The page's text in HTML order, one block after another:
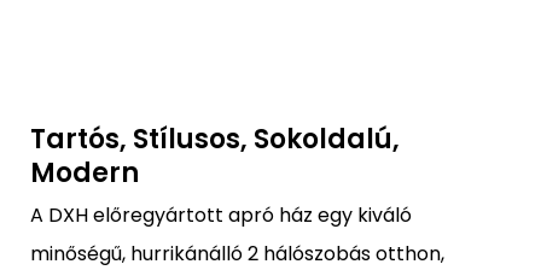
Tartós, Stílusos, Sokoldalú,
Modern
A DXH előregyártott apró ház egy kiváló
minőségű, hurrikánálló 2 hálószobás otthon,